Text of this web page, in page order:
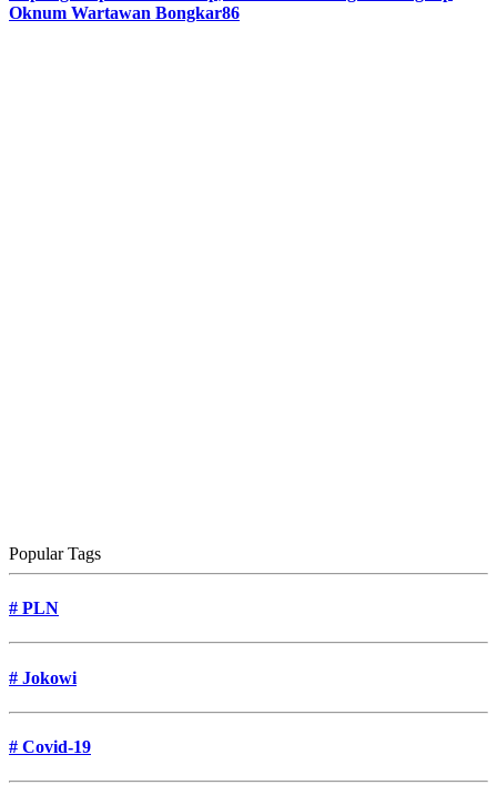
Oknum Wartawan Bongkar86
Popular Tags
# PLN
# Jokowi
# Covid-19